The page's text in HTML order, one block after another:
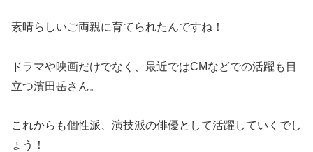
素晴らしいご両親に育てられたんですね！
ドラマや映画だけでなく、最近ではCMなどでの活躍も目
立つ濱田岳さん。
これからも個性派、演技派の俳優として活躍していくでし
ょう！